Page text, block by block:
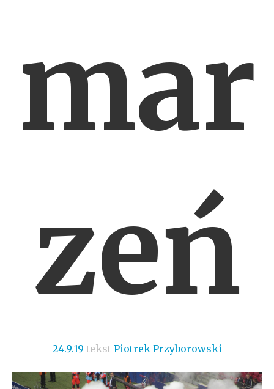
mar
zeń
24.9.19 tekst Piotrek Przyborowski